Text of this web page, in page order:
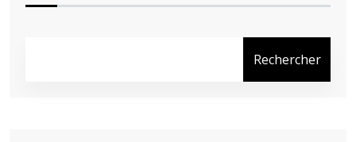
Rechercher